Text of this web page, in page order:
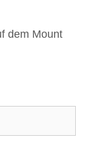
dem Mount